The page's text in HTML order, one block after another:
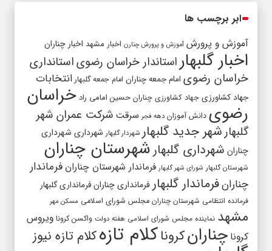
ابر برچسب ها
آموزش و پرورش آموزش و پرورش چنارن اخبار مشهد اخبار چناران
اخبار گلبهار استاندار خراسان رضویاستانداری
خراسان رضوی امام جمعه چناران امام جمعه گلبهار انتخابات
جهاد کشاورزی جهاد کشاورزی چناران حسین امامی راد خراسان
رضوی دانش آموزان دهه فجر سرقت شرکت عمران شهر
گلبهار شهر جدید گلبهار شهردار گلبهار شهرداری شهرداری
چناران شهرداری گلبهار شهرستان چناران
شهرستان گلبهار شورای شهر گلبهار فرماندار شهرستان چناران فرماندار
چنارانفرماندار گلبهار فرمانداری چنارانفرمانداری گلبهار
فرمانده انتظامی شهرستان چناران مجلس شورای اسلامی مسکن مهر
مشهد نماینده مجلس شورای اسلامی هفته دولت واکسن کرونا ویروس
کرونا چنارانکروناکلام تازهکلام تازه نیوز